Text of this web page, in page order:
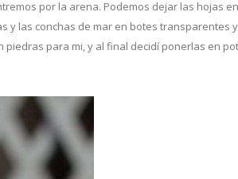
por la arena. Podemos dejar las hojas
y las conchas de mar en botes transparentes y
para mi, y al final decidí ponerlas en